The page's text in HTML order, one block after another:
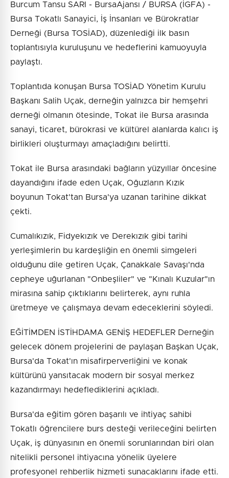
Burcum Tansu SARI - BursaAjansı / BURSA (İGFA) -
Bursa Tokatlı Sanayici, İş İnsanları ve Bürokratlar
Derneği (Bursa TOSİAD), düzenlediği ilk basın
toplantısıyla kuruluşunu ve hedeflerini kamuoyuyla
paylaştı.
Toplantıda konuşan Bursa TOSİAD Yönetim Kurulu
Başkanı Salih Uçak, derneğin yalnızca bir hemşehri
derneği olmanın ötesinde, Tokat ile Bursa arasında
sanayi, ticaret, bürokrasi ve kültürel alanlarda kalıcı iş
birlikleri oluşturmayı amaçladığını belirtti.
Tokat ile Bursa arasındaki bağların yüzyıllar öncesine
dayandığını ifade eden Uçak, Oğuzların Kızık
boyunun Tokat'tan Bursa'ya uzanan tarihine dikkat
çekti.
Cumalıkızık, Fidyekızık ve Derekızık gibi tarihi
yerleşimlerin bu kardeşliğin en önemli simgeleri
olduğunu dile getiren Uçak, Çanakkale Savaşı'nda
cepheye uğurlanan "Onbeşliler" ve "Kınalı Kuzular"ın
mirasına sahip çıktıklarını belirterek, aynı ruhla
üretmeye ve çalışmaya devam edeceklerini söyledi.
EĞİTİMDEN İSTİHDAMA GENİŞ HEDEFLER Derneğin
gelecek dönem projelerini de paylaşan Başkan Uçak,
Bursa'da Tokat'ın misafirperverliğini ve konak
kültürünü yansıtacak modern bir sosyal merkez
kazandırmayı hedeflediklerini açıkladı.
Bursa'da eğitim gören başarılı ve ihtiyaç sahibi
Tokatlı öğrencilere burs desteği verileceğini belirten
Uçak, iş dünyasının en önemli sorunlarından biri olan
nitelikli personel ihtiyacına yönelik üyelere
profesyonel rehberlik hizmeti sunacaklarını ifade etti.